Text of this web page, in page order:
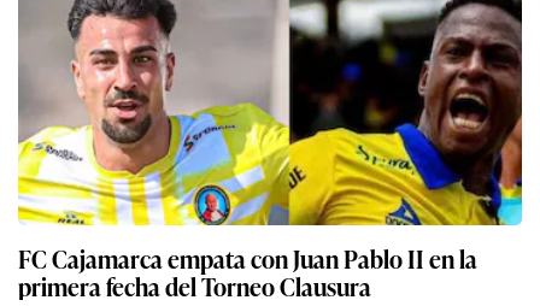
FC Cajamarca empata con Juan Pablo II en la
primera fecha del Torneo Clausura